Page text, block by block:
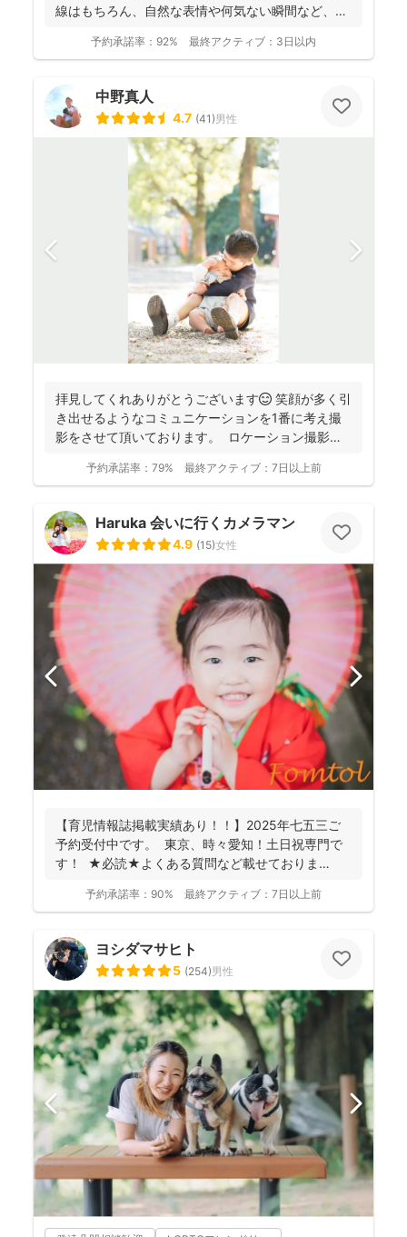
線はもちろん、自然な表情や何気ない瞬間など、ご
予約承諾率： 92% 最終アクティブ： 3日以内
中野真人
4.7 (41)男性
拝見してくれありがとうございます😊 笑顔が多く引
き出せるようなコミュニケーションを1番に考え撮
影をさせて頂いております。 ロケーション撮影も
予約承諾率： 79% 最終アクティブ： 7日以上前
Haruka 会いに行くカメラマン
4.9 (15)女性
【育児情報誌掲載実績あり！！】2025年七五三ご
予約受付中です。 東京、時々愛知！土日祝専門で
す！ ★必読★よくある質問など載せておりま
予約承諾率： 90% 最終アクティブ： 7日以上前
ヨシダマサヒト
5 (254)男性